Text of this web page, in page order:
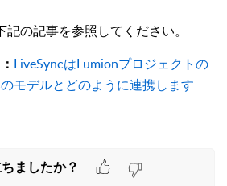
の記事を参照してください。
LiveSyncはLumionプロジェクトの
モデルとどのように連携します
ましたか？